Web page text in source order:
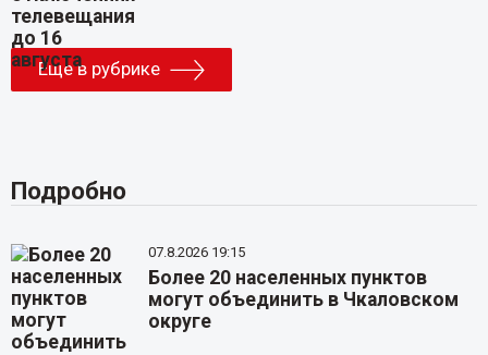
Еще в рубрике
Подробно
07.8.2026 19:15
Более 20 населенных пунктов
могут объединить в Чкаловском
округе